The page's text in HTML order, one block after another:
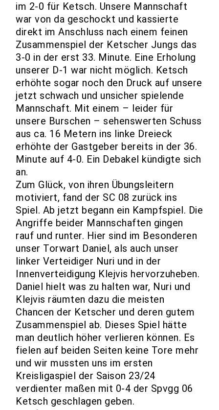
im 2-0 für Ketsch. Unsere Mannschaft
war von da geschockt und kassierte
direkt im Anschluss nach einem feinen
Zusammenspiel der Ketscher Jungs das
3-0 in der erst 33. Minute. Eine Erholung
unserer D-1 war nicht möglich. Ketsch
erhöhte sogar noch den Druck auf unsere
jetzt schwach und unsicher spielende
Mannschaft. Mit einem – leider für
unsere Burschen – sehenswerten Schuss
aus ca. 16 Metern ins linke Dreieck
erhöhte der Gastgeber bereits in der 36.
Minute auf 4-0. Ein Debakel kündigte sich
an.
Zum Glück, von ihren Übungsleitern
motiviert, fand der SC 08 zurück ins
Spiel. Ab jetzt begann ein Kampfspiel. Die
Angriffe beider Mannschaften gingen
rauf und runter. Hier sind im Besonderen
unser Torwart Daniel, als auch unser
linker Verteidiger Nuri und in der
Innenverteidigung Klejvis hervorzuheben.
Daniel hielt was zu halten war, Nuri und
Klejvis räumten dazu die meisten
Chancen der Ketscher und deren gutem
Zusammenspiel ab. Dieses Spiel hätte
man deutlich höher verlieren können. Es
fielen auf beiden Seiten keine Tore mehr
und wir mussten uns im ersten
Kreisligaspiel der Saison 23/24
verdienter maßen mit 0-4 der Spvgg 06
Ketsch geschlagen geben.